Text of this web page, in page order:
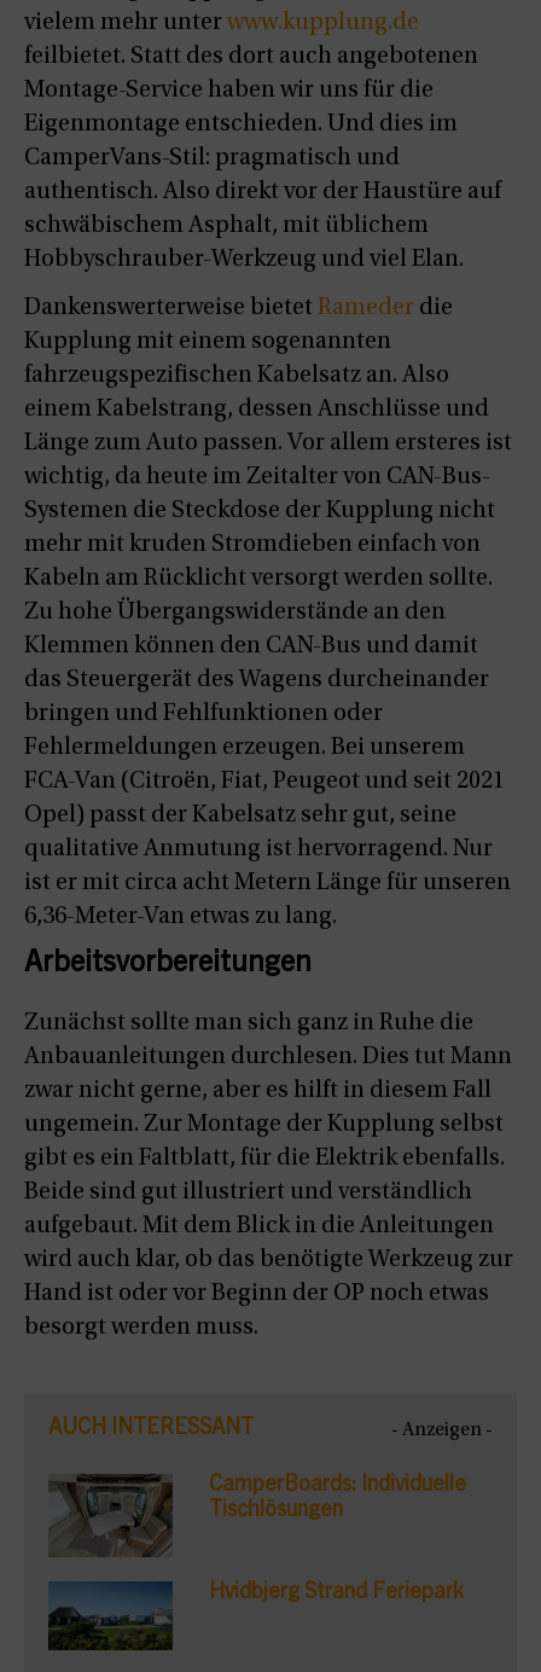
vielem mehr unter www.kupplung.de
feilbietet. Statt des dort auch angebotenen
Montage-Service haben wir uns für die
Eigenmontage entschieden. Und dies im
CamperVans-Stil: pragmatisch und
authentisch. Also direkt vor der Haustüre auf
schwäbischem Asphalt, mit üblichem
Hobbyschrauber-Werkzeug und viel Elan.
Dankenswerterweise bietet Rameder die
Kupplung mit einem sogenannten
fahrzeugspezifischen Kabelsatz an. Also
einem Kabelstrang, dessen Anschlüsse und
Länge zum Auto passen. Vor allem ersteres ist
wichtig, da heute im Zeitalter von CAN-Bus-
Systemen die Steckdose der Kupplung nicht
mehr mit kruden Stromdieben einfach von
Kabeln am Rücklicht versorgt werden sollte.
Zu hohe Übergangswiderstände an den
Klemmen können den CAN-Bus und damit
das Steuergerät des Wagens durcheinander
bringen und Fehlfunktionen oder
Fehlermeldungen erzeugen. Bei unserem
FCA-Van (Citroën, Fiat, Peugeot und seit 2021
Opel) passt der Kabelsatz sehr gut, seine
qualitative Anmutung ist hervorragend. Nur
ist er mit circa acht Metern Länge für unseren
6,36-Meter-Van etwas zu lang.
Arbeitsvorbereitungen
Zunächst sollte man sich ganz in Ruhe die
Anbauanleitungen durchlesen. Dies tut Mann
zwar nicht gerne, aber es hilft in diesem Fall
ungemein. Zur Montage der Kupplung selbst
gibt es ein Faltblatt, für die Elektrik ebenfalls.
Beide sind gut illustriert und verständlich
aufgebaut. Mit dem Blick in die Anleitungen
wird auch klar, ob das benötigte Werkzeug zur
Hand ist oder vor Beginn der OP noch etwas
besorgt werden muss.
AUCH INTERESSANT - Anzeigen -
CamperBoards: Individuelle
Tischlösungen
Hvidbjerg Strand Feriepark